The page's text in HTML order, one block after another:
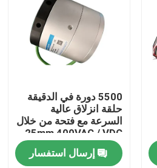
5500 دورة في الدقيقة
حلقة انزلاق عالية
السرعة مع فتحة من خلال
25mm 400VAC / VDC
إرسال استفسار